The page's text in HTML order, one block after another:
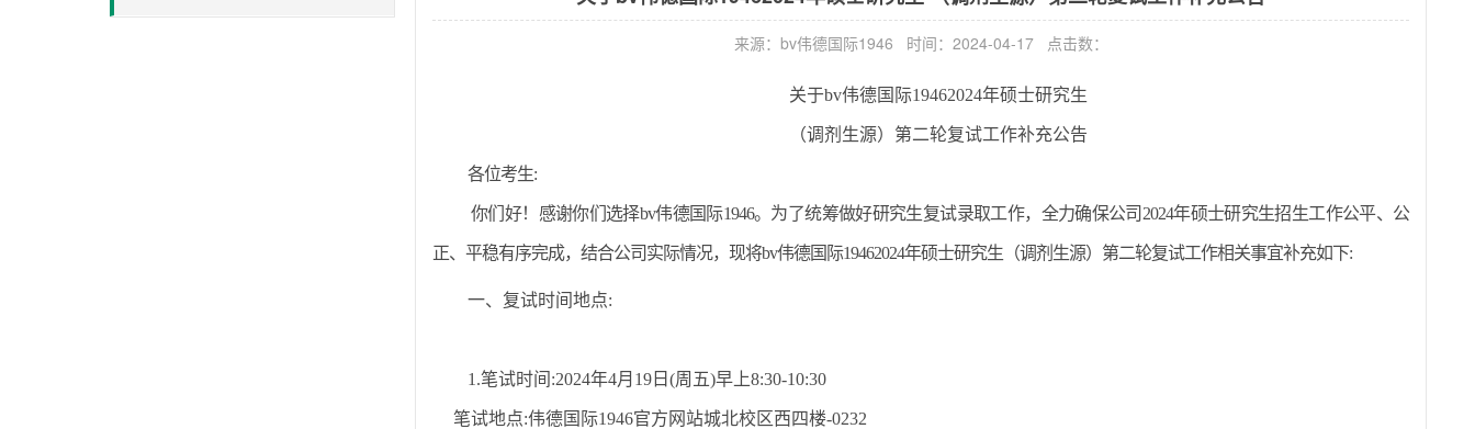
来源：bv伟德国际1946 时间：2024-04-17 点击数：
关于bv伟德国际19462024年硕士研究生
（调剂生源）第二轮复试工作补充公告
各位考生:
你们好！ 感谢你们选择bv伟德国际1946。为了统筹做好研究生复试录取工作， 全力确保公司 2024年硕士研究生招生工作公平、公
正、平稳有序完成， 结合公司实际情况，现将bv伟德国际19462024年硕士研究生（调剂生源）第二轮复试工作相关事宜补充如下:
一、 复试时间地点:
1.笔试时间 :2024年4月 19 日 (周 五)早上8:30-10:30
笔试地点:伟德国际1946官方网站城北校区西四楼-0232